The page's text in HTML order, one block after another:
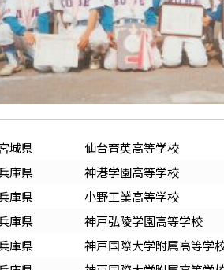
城県
仙台育英高等学校
庫県
神港学園高等学校
庫県
小野工業高等学校
庫県
神戸弘陵学園高等学校
庫県
神戸国際大学附属高等学